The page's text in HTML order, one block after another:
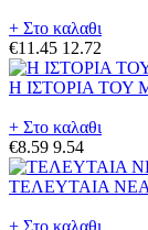
+ Στο καλαθι
€11.45 12.72
Η ΙΣΤΟΡΙΑ ΤΟΥ
+ Στο καλαθι
€8.59 9.54
ΤΕΛΕΥΤΑΙΑ
+ Στο καλαθι